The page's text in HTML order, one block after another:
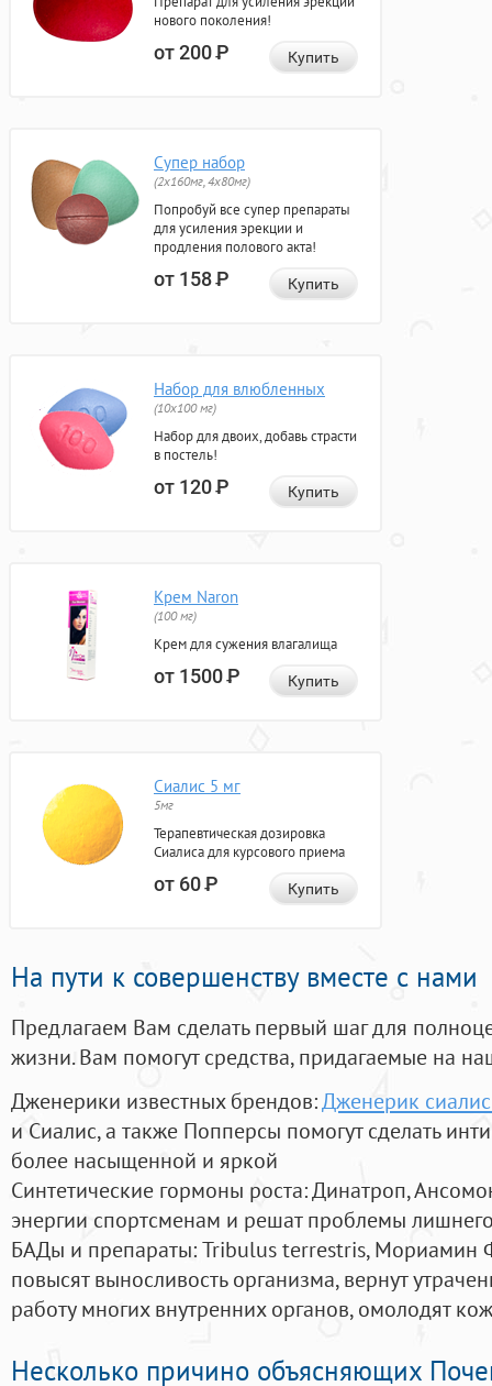
нового поколения!
от 200Р Купить
Супер набор
(2х160мг, 4х80мг)
Попробуй все супер препараты
для усиления эрекции и
продления полового акта!
от 158Р Купить
Набор для влюбленных
(10х100 мг)
Набор для двоих, добавь страсти
в постель!
от 120Р Купить
Крем Naron
(100 мг)
Крем для сужения влагалища
от 1500Р Купить
Сиалис 5 мг
5мг
Терапевтическая дозировка
Сиалиса для курсового приема
от 60Р Купить
На пути к совершенству вместе с нами
Предлагаем Вам сделать первый шаг для
жизни. Вам помогут средства, придагаемые на
Дженерики известных брендов:Дженерик
и Сиалис, а также Попперсы помогут сделать
более насыщенной и яркой
Синтетические гормоны роста: Динатроп,
энергии спортсменам и решат проблемы
БАДы и препараты:Tribulus terrestris, Мориамин
повысят выносливость организма, вернут
работу многих внутренних органов, омолодят
Несколько причино объясняющих